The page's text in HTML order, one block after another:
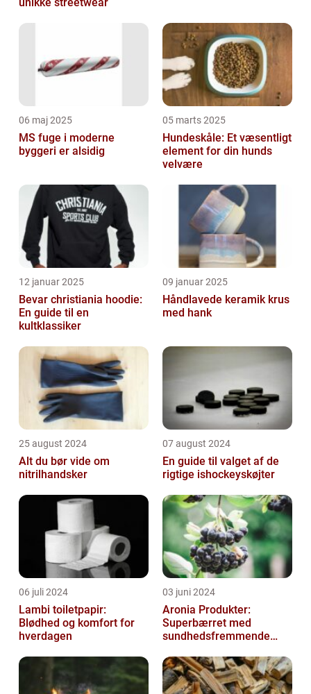
06 maj 2025
MS fuge i moderne
byggeri er alsidig
05 marts 2025
Hundeskåle: Et væsentligt
element for din hunds
velvære
12 januar 2025
Bevar christiania hoodie:
En guide til en
kultklassiker
09 januar 2025
Håndlavede keramik krus
med hank
25 august 2024
Alt du bør vide om
nitrilhandsker
07 august 2024
En guide til valget af de
rigtige ishockeyskøjter
06 juli 2024
Lambi toiletpapir:
Blødhed og komfort for
hverdagen
03 juni 2024
Aronia Produkter:
Superbærret med
sundhedsfremmende